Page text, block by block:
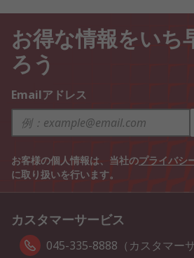
お得な情報をいち
ろう
Emailアドレス
お客様の個人情報は、当社のプライバシ
に取り扱いを行います。
カスタマーサービス
045-335-8888（カスタマーサ